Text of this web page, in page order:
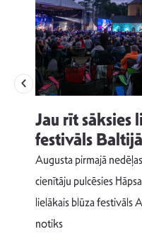
Jau rīt sāksies
festivāls
Augusta pirmajā
cienītāju pulcēsies
lielākais blūza festivāls
notiks